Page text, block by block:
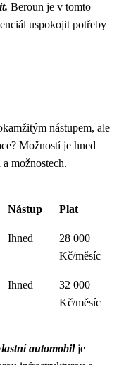
Beroun je v tomto
uspokojit potřeby
nástupem, ale
Možností je hned
možnostech.
Nástup Plat
Ihned
28 000
Kč/měsíc
Ihned
32 000
Kč/měsíc
automobilje